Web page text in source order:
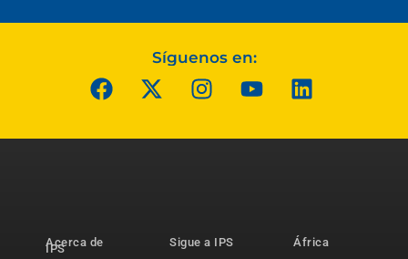
Síguenos en:
Acerca de
IPS
Sigue a IPS
África